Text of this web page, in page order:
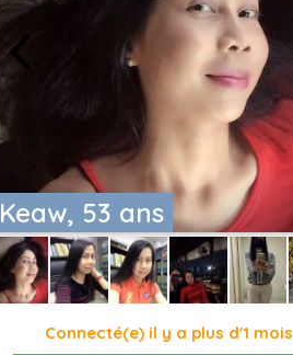
Keaw, 53 ans
Connecté(e) il y a plus d'1 mois